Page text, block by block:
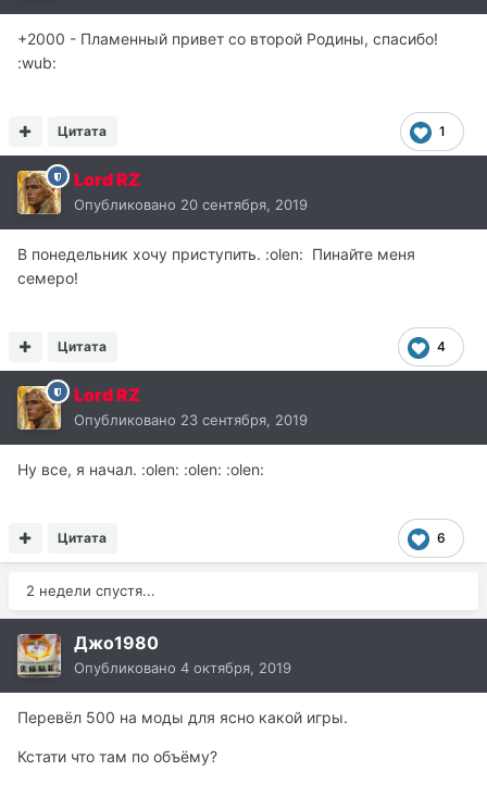
+2000 - Пламенный привет со второй Родины, спасибо!
:wub:
1
Цитата
Lord RZ
Опубликовано 20 сентября, 2019
В понедельник хочу приступить. :olen: Пинайте меня
семеро!
4
Цитата
Lord RZ
Опубликовано 23 сентября, 2019
Ну все, я начал. :olen: :olen: :olen:
6
Цитата
2 недели спустя...
Джо1980
Опубликовано 4 октября, 2019
Перевёл 500 на моды для ясно какой игры.
Кстати что там по объёму?